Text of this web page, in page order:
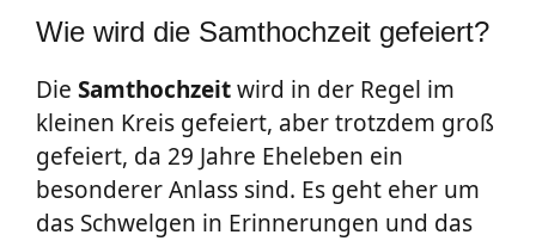
Wie wird die Samthochzeit gefeiert?
Die Samthochzeitwird in der Regel im
kleinen Kreis gefeiert, aber trotzdem groß
gefeiert, da 29 Jahre Eheleben ein
besonderer Anlass sind. Es geht eher um
das Schwelgen in Erinnerungen und das